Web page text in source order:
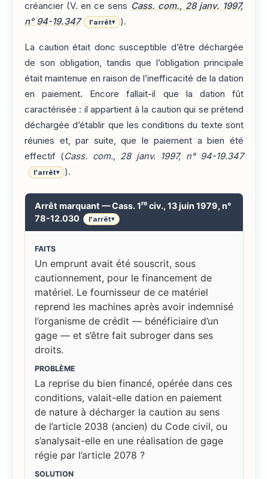
créancier (V. en ce sens Cass. com., 28 janv. 1997,
n° 94-19.347
l'arrêt▾ ).
La caution était donc susceptible d’être déchargée
de son obligation, tandis que l’obligation principale
était maintenue en raison de l’inefficacité de la dation
en paiement. Encore fallait-il que la dation fût
caractérisée : il appartient à la caution qui se prétend
déchargée d’établir que les conditions du texte sont
réunies et, par suite, que le paiement a bien été
effectif (Cass. com., 28 janv. 1997, n° 94-19.347
l'arrêt▾ ).
Arrêt marquant — Cass. 1re civ., 13 juin 1979, n°
78-12.030
l'arrêt▾
FAITS
Un emprunt avait été souscrit, sous
cautionnement, pour le financement de
matériel. Le fournisseur de ce matériel
reprend les machines après avoir indemnisé
l’organisme de crédit — bénéficiaire d’un
gage — et s’être fait subroger dans ses
droits.
PROBLÈME
La reprise du bien financé, opérée dans ces
conditions, valait-elle dation en paiement
de nature à décharger la caution au sens
de l’article 2038 (ancien) du Code civil, ou
s’analysait-elle en une réalisation de gage
régie par l’article 2078 ?
SOLUTION